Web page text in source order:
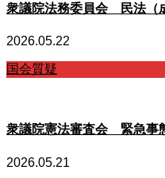
衆議院法務委員会 民法（
2026.05.22
国会質疑
衆議院憲法審査会 緊急事
2026.05.21